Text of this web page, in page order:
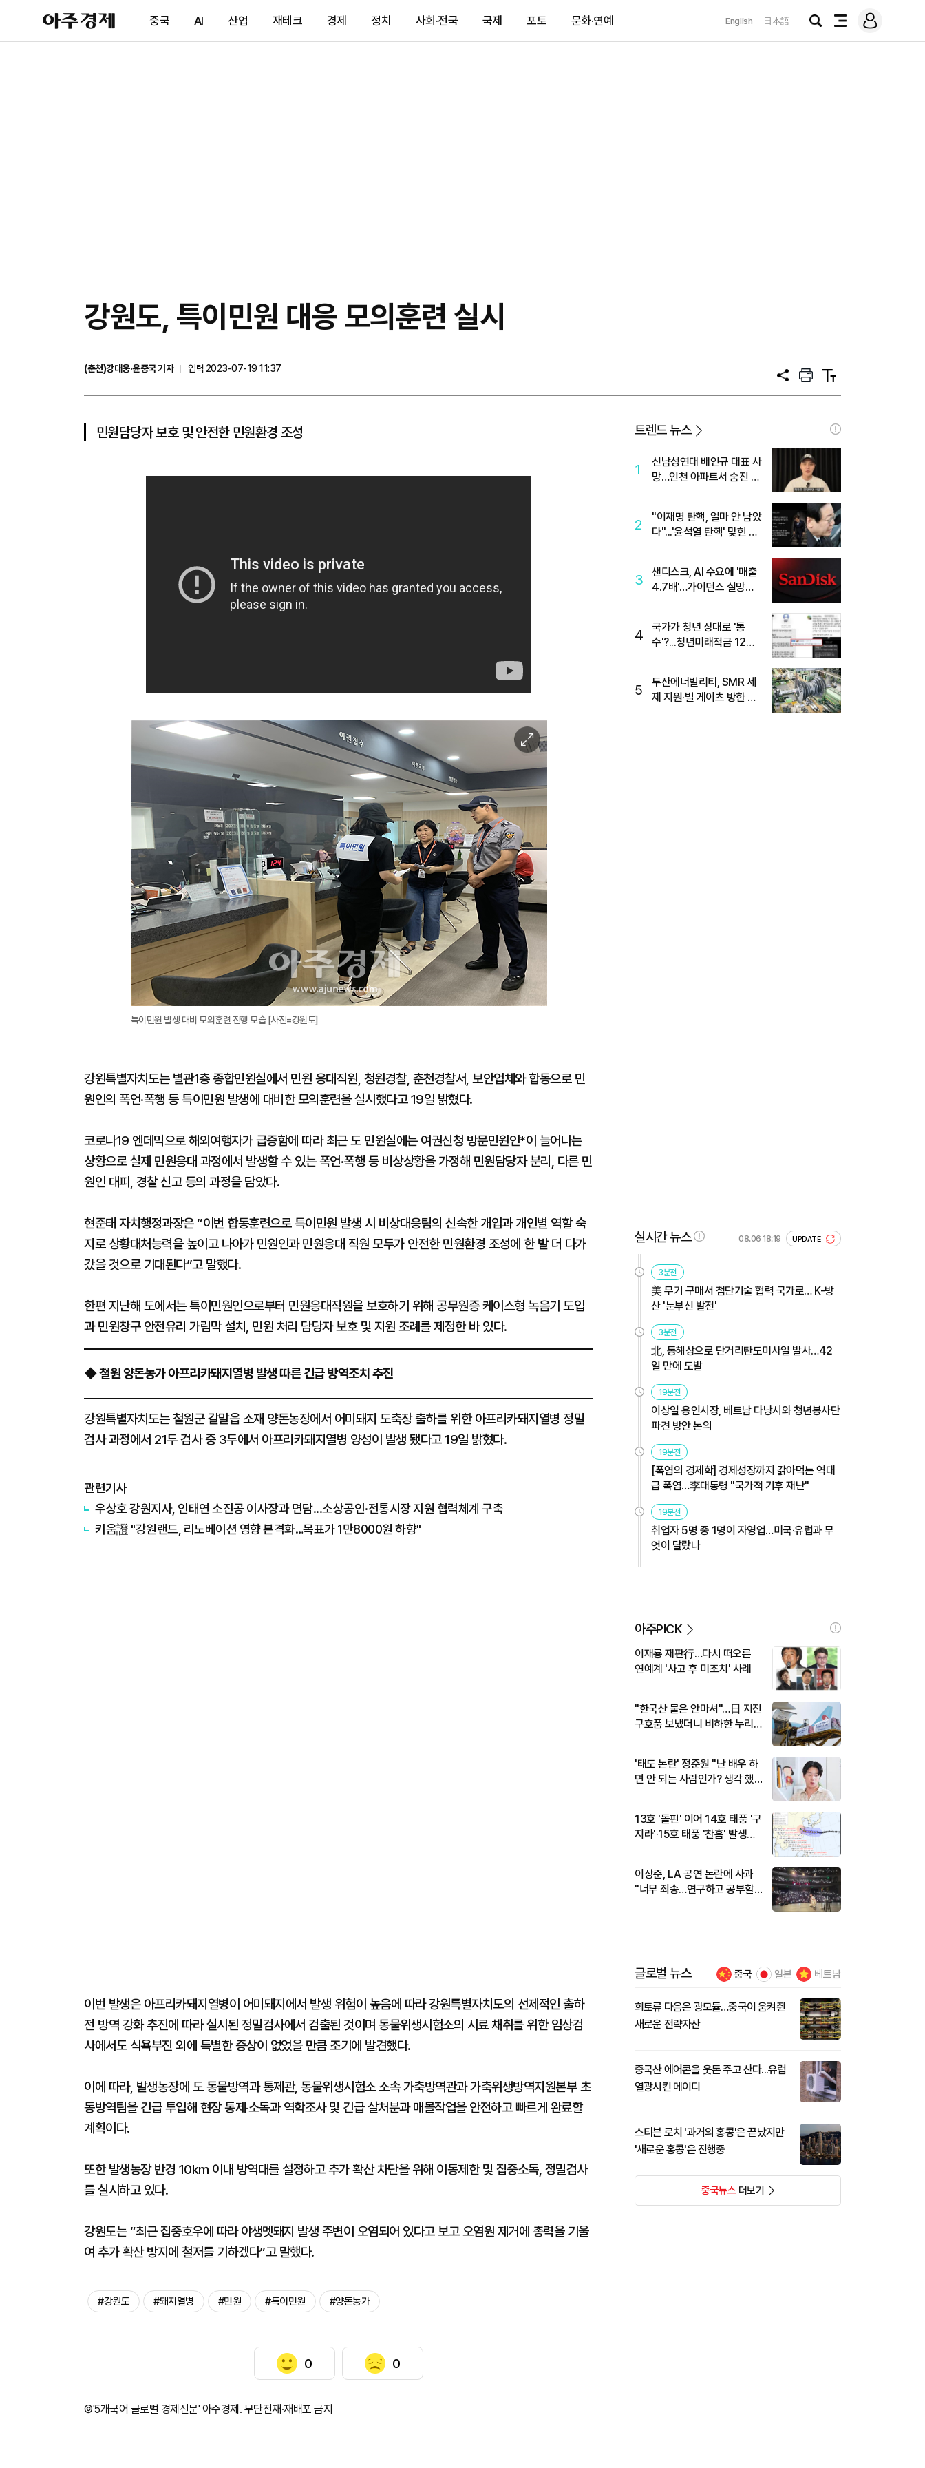
아
주
제
중국 AI 산업 재테크 경제 정치 사회·전국 국제 포토 문화·연예 English 日本語
검
전
메
그
강원도, 특이민원 대응 모의훈련 실시
(춘천)강대웅·윤중국 기자
입력 2023-07-19 11:37
공
프
트
텍
트
민원담당자 보호 및 안전한 민원환경 조성
이
미
대
특이민원 발생 대비 모의훈련 진행 모습 [사진=강원도]
강원특별자치도는 별관1층 종합민원실에서 민원 응대직원, 청원경찰, 춘천경찰서, 보안업체와 합동으로 민
원인의 폭언·폭행 등 특이민원 발생에 대비한 모의훈련을 실시했다고 19일 밝혔다.
코로나19 엔데믹으로 해외여행자가 급증함에 따라 최근 도 민원실에는 여권신청 방문민원인*이 늘어나는
상황으로 실제 민원응대 과정에서 발생할 수 있는 폭언·폭행 등 비상상황을 가정해 민원담당자 분리, 다른 민
원인 대피, 경찰 신고 등의 과정을 담았다.
현준태 자치행정과장은 “이번 합동훈련으로 특이민원 발생 시 비상대응팀의 신속한 개입과 개인별 역할 숙
지로 상황대처능력을 높이고 나아가 민원인과 민원응대 직원 모두가 안전한 민원환경 조성에 한 발 더 다가
갔을 것으로 기대된다”고 말했다.
한편 지난해 도에서는 특이민원인으로부터 민원응대직원을 보호하기 위해 공무원증 케이스형 녹음기 도입
과 민원창구 안전유리 가림막 설치, 민원 처리 담당자 보호 및 지원 조례를 제정한 바 있다.
◆ 철원 양돈농가 아프리카돼지열병 발생 따른 긴급 방역조치 추진
강원특별자치도는 철원군 갈말읍 소재 양돈농장에서 어미돼지 도축장 출하를 위한 아프리카돼지열병 정밀
검사 과정에서 21두 검사 중 3두에서 아프리카돼지열병 양성이 발생 됐다고 19일 밝혔다.
관련기사
우상호 강원지사, 인태연 소진공 이사장과 면담...소상공인·전통시장 지원 협력체계 구축
키움證 "강원랜드, 리노베이션 영향 본격화…목표가 1만8000원 하향"
이번 발생은 아프리카돼지열병이 어미돼지에서 발생 위험이 높음에 따라 강원특별자치도의 선제적인 출하
전 방역 강화 추진에 따라 실시된 정밀검사에서 검출된 것이며 동물위생시험소의 시료 채취를 위한 임상검
사에서도 식욕부진 외에 특별한 증상이 없었을 만큼 조기에 발견했다.
이에 따라, 발생농장에 도 동물방역과 통제관, 동물위생시험소 소속 가축방역관과 가축위생방역지원본부 초
동방역팀을 긴급 투입해 현장 통제‧소독과 역학조사 및 긴급 살처분과 매몰작업을 안전하고 빠르게 완료할
계획이다.
또한 발생농장 반경 10km 이내 방역대를 설정하고 추가 확산 차단을 위해 이동제한 및 집중소독, 정밀검사
를 실시하고 있다.
강원도는 “최근 집중호우에 따라 야생멧돼지 발생 주변이 오염되어 있다고 보고 오염원 제거에 총력을 기울
여 추가 확산 방지에 철저를 기하겠다”고 말했다.
#강원도 #돼지열병 #민원 #특이민원 #양돈농가
0 0
©'5개국어 글로벌 경제신문' 아주경제. 무단전재·재배포 금지
트렌드 뉴스
1
신남성연대 배인규 대표 사
망…인천 아파트서 숨진 채
2
"이재명 탄핵, 얼마 안 남았
다"...'윤석열 탄핵' 맞힌 무
3
샌디스크, AI 수요에 '매출
4.7배'…가이던스 실망에
4
국가가 청년 상대로 '통
수'?...청년미래적금 12%
5
두산에너빌리티, SMR 세
제 지원·빌 게이츠 방한 기
실시간 뉴스 08.06 18:19 UPDATE
3분전
美 무기 구매서 첨단기술 협력 국가로… K-방
산 '눈부신 발전'
3분전
北, 동해상으로 단거리탄도미사일 발사…42
일 만에 도발
19분전
이상일 용인시장, 베트남 다낭시와 청년봉사단
파견 방안 논의
19분전
[폭염의 경제학] 경제성장까지 갉아먹는 역대
급 폭염…李대통령 "국가적 기후 재난"
19분전
취업자 5명 중 1명이 자영업…미국·유럽과 무
엇이 달랐나
아주PICK
이재룡 재판行…다시 떠오른
연예계 '사고 후 미조치' 사례
"한국산 물은 안마셔"…日 지진
구호품 보냈더니 비하한 누리
'태도 논란' 정준원 "난 배우 하
면 안 되는 사람인가? 생각 했
13호 '돌핀' 이어 14호 태풍 '구
지라'·15호 태풍 '찬홈' 발생…
이상준, LA 공연 논란에 사과
"너무 죄송…연구하고 공부할
글로벌 뉴스 중국 일본 베트남
희토류 다음은 광모듈…중국이 움켜쥔
새로운 전략자산
중국산 에어콘을 웃돈 주고 산다...유럽
열광시킨 메이디
스티븐 로치 '과거의 홍콩'은 끝났지만
'새로운 홍콩'은 진행중
중국뉴스더보기